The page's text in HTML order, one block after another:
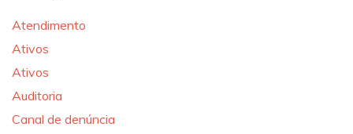
Atendimento
Ativos
Ativos
Auditoria
Canal de denúncia